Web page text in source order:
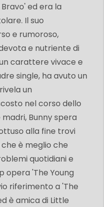
ed era la
Il suo
e rumoroso,
e nutriente di
carattere vivace e
single, ha avuto un
un
nel corso dello
Bunny spera
alla fine trovi
è meglio che
quotidiani e
opera 'The Young
riferimento a 'The
è amica di Little